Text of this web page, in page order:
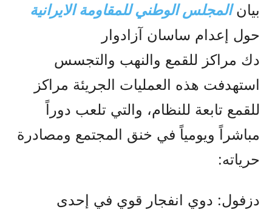
بيانالمجلس الوطني للمقاومة الایرانیة
حول إعدام ساسان آزادوار
دك مراكز للقمع والنهب والتجسس
استهدفت هذه العمليات الجريئة مراكز
للقمع تابعة للنظام، والتي تلعب دوراً
مباشراً ويومياً في خنق المجتمع ومصادرة
حرياته:
دزفول: دوي انفجار قوي في إحدى